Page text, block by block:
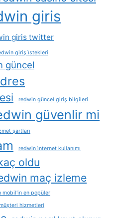
giris
giris twitter
giriş i̇stekleri
güncel
redwin güncel giriş bilgileri
güvenlir mi
şartları
redwin i̇nternet kullanımı
oldu
maç izleme
mobil'in en popüler
hizmetleri